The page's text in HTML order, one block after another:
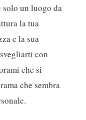
solo un luogo da
la tua
e la sua
con
che si
che sembra